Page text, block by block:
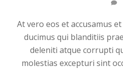
At vero eos et accusamus
ducimus qui blanditiis
deleniti atque corrupti
molestias excepturi sint